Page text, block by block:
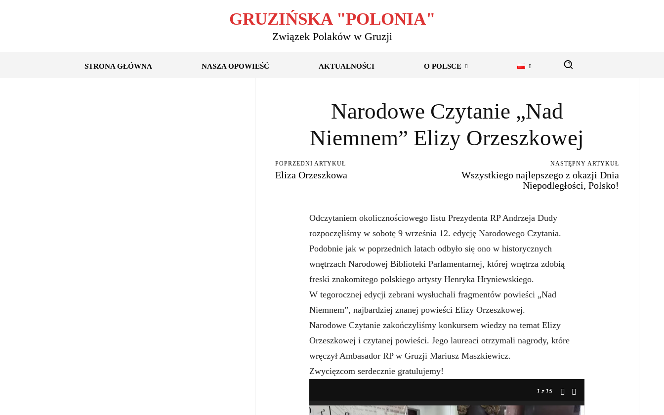
GRUZIŃSKA "POLONIA"
Związek Polaków w Gruzji
STRONA GŁÓWNA NASZA OPOWIEŚĆ AKTUALNOŚCI O POLSCE
Narodowe Czytanie „Nad
Niemnem” Elizy Orzeszkowej
POPRZEDNI ARTYKUŁ
Eliza Orzeszkowa
NASTĘPNY ARTYKUŁ
Wszystkiego najlepszego z okazji Dnia
Niepodległości, Polsko!
Odczytaniem okolicznościowego listu Prezydenta RP Andrzeja Dudy
rozpoczęliśmy w sobotę 9 września 12. edycję Narodowego Czytania.
Podobnie jak w poprzednich latach odbyło się ono w historycznych
wnętrzach Narodowej Biblioteki Parlamentarnej, której wnętrza zdobią
freski znakomitego polskiego artysty Henryka Hryniewskiego.
W tegorocznej edycji zebrani wysłuchali fragmentów powieści „Nad
Niemnem”, najbardziej znanej powieści Elizy Orzeszkowej.
Narodowe Czytanie zakończyliśmy konkursem wiedzy na temat Elizy
Orzeszkowej i czytanej powieści. Jego laureaci otrzymali nagrody, które
wręczył Ambasador RP w Gruzji Mariusz Maszkiewicz.
Zwycięzcom serdecznie gratulujemy!
1z 15